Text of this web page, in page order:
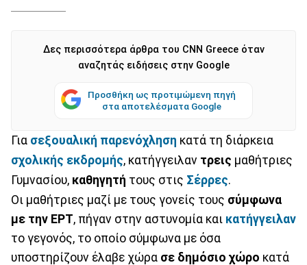
Δες περισσότερα άρθρα του CNN Greece όταν
αναζητάς ειδήσεις στην Google
Προσθήκη ως προτιμώμενη πηγή
στα αποτελέσματα Google
Για σεξουαλική παρενόχληση κατά τη διάρκεια
σχολικής εκδρομής, κατήγγειλαν τρεις μαθήτριες
Γυμνασίου, καθηγητή τους στις Σέρρες.
Οι μαθήτριες μαζί με τους γονείς τους σύμφωνα
με την ΕΡΤ, πήγαν στην αστυνομία και κατήγγειλαν
το γεγονός, το οποίο σύμφωνα με όσα
υποστηρίζουν έλαβε χώρα σε δημόσιο χώρο κατά